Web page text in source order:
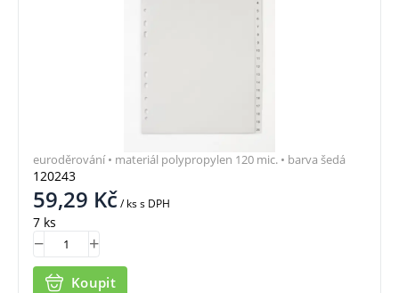
120243
59,29 Kč/ kss DPH
7 ks
Koupit
euroděrování • materiál polypropylen 120 mic. • barva šedá